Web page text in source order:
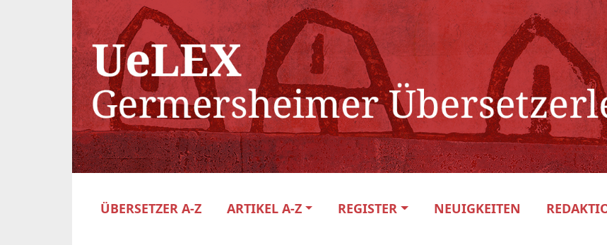
ÜBERSETZER A-Z ARTIKEL A-Z REGISTER NEUIGKEITEN